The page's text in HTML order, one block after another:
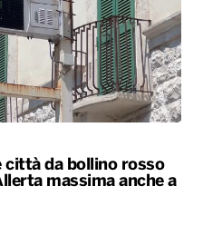
città da bollino rosso
massima anche a